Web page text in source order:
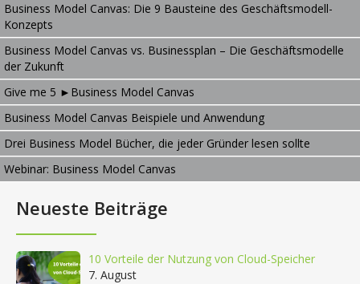
Business Model Canvas: Die 9 Bausteine des Geschäftsmodell-
Konzepts
Business Model Canvas vs. Businessplan – Die Geschäftsmodelle
der Zukunft
Give me 5 ►Business Model Canvas
Business Model Canvas Beispiele und Anwendung
Drei Business Model Bücher, die jeder Gründer lesen sollte
Webinar: Business Model Canvas
Neueste Beiträge
10 Vorteile der Nutzung von Cloud-Speicher
7. August